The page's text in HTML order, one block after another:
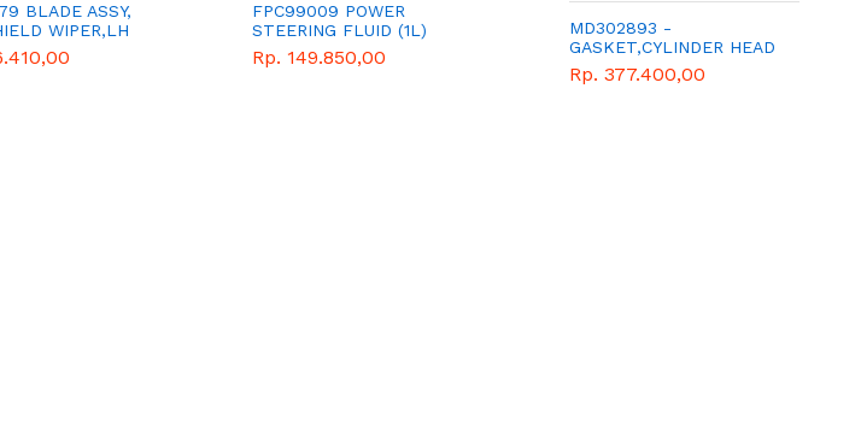
BLADE ASSY,
WIPER,LH
FPC99009 POWER
STEERING FLUID (1L)
Rp. 149.850,00
MD302893 -
GASKET,CYLINDER HEAD
- PERPAK KOP -
MITSUBISHI - GENUINE -
Rp. 377.400,00